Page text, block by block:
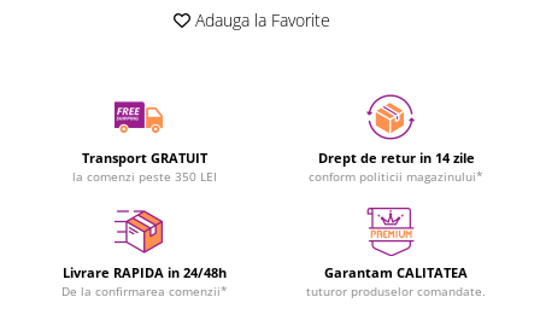
Adauga la Favorite
Transport GRATUIT
la comenzi peste 350 LEI
Drept de retur in 14 zile
conform politicii magazinului*
Livrare RAPIDA in 24/48h
De la confirmarea comenzii*
Garantam CALITATEA
tuturor produselor comandate.